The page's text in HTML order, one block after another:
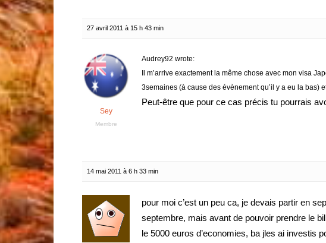
27 avril 2011 à 15 h 43 min
Sey
Membre
Audrey92 wrote:
Il m’arrive exactement la même chose avec mon visa
3semaines (à cause des évènement qu’il y a eu la bas)
Peut-être que pour ce cas précis tu pourrais
14 mai 2011 à 6 h 33 min
pour moi c’est un peu ca, je devais partir en
septembre, mais avant de pouvoir prendre le
le 5000 euros d’economies, ba jles ai investis